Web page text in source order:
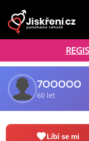
7OOOOO
60 let
Líbí se mi